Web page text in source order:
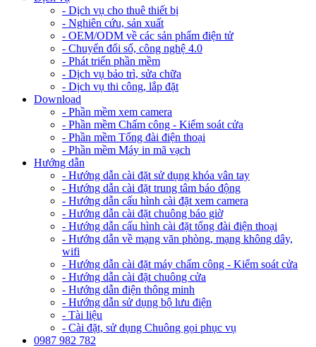
- Dịch vụ cho thuê thiết bị
- Nghiên cứu, sản xuất
- OEM/ODM về các sản phẩm điện tử
- Chuyển đổi số, công nghệ 4.0
- Phát triển phần mềm
- Dịch vụ bảo trì, sửa chữa
- Dịch vụ thi công, lắp đặt
Download
- Phần mềm xem camera
- Phần mềm Chấm công - Kiểm soát cửa
- Phần mềm Tổng đài điện thoại
- Phần mềm Máy in mã vạch
Hướng dẫn
- Hướng dẫn cài đặt sử dụng khóa vân tay
- Hướng dẫn cài đặt trung tâm báo động
- Hướng dẫn cấu hình cài đặt xem camera
- Hướng dẫn cài đặt chuông báo giờ
- Hướng dẫn cấu hình cài đặt tổng đài điện thoại
- Hướng dẫn về mạng văn phòng, mạng không dây,
wifi
- Hướng dẫn cài đặt máy chấm công - Kiểm soát cửa
- Hướng dẫn cài đặt chuông cửa
- Hướng dẫn điện thông minh
- Hướng dẫn sử dụng bộ lưu điện
- Tài liệu
- Cài đặt, sử dụng Chuông gọi phục vụ
0987 982 782